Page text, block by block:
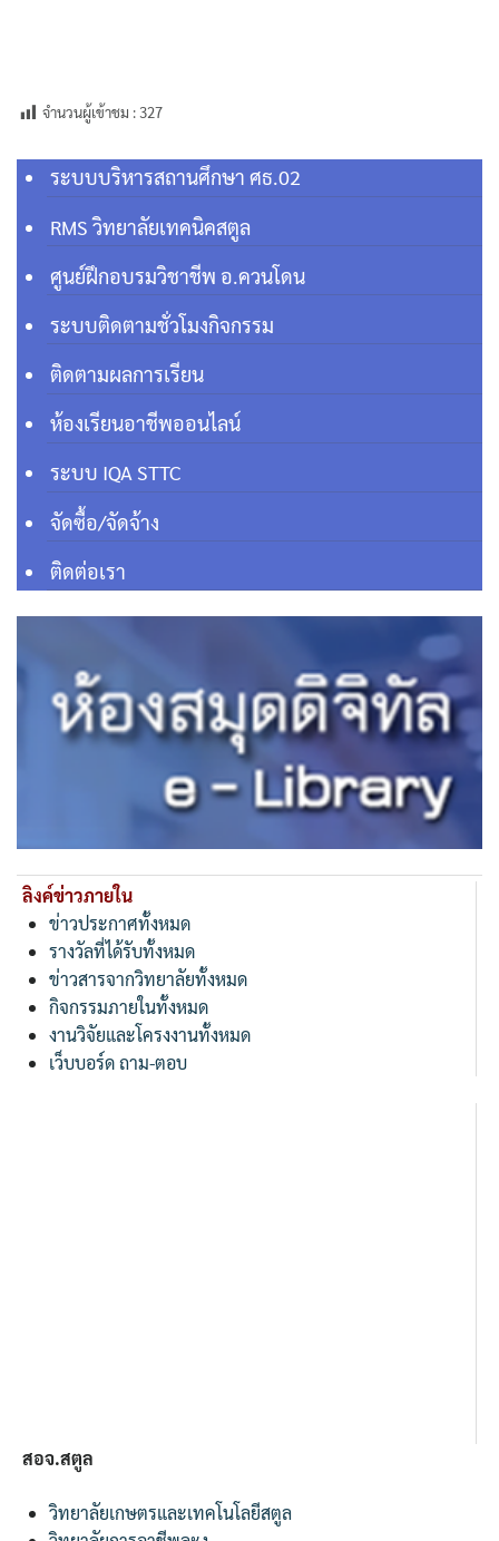
จำนวนผู้เข้าชม :327
ระบบบริหารสถานศึกษา ศธ.02
RMS วิทยาลัยเทคนิคสตูล
ศูนย์ฝึกอบรมวิชาชีพ อ.ควนโดน
ระบบติดตามชั่วโมงกิจกรรม
ติดตามผลการเรียน
ห้องเรียนอาชีพออนไลน์
ระบบ IQA STTC
จัดซื้อ/จัดจ้าง
ติดต่อเรา
ลิงค์ข่าวภายใน
ข่าวประกาศทั้งหมด
รางวัลที่ได้รับทั้งหมด
ข่าวสารจากวิทยาลัยทั้งหมด
กิจกรรมภายในทั้งหมด
งานวิจัยและโครงงานทั้งหมด
เว็บบอร์ด ถาม-ตอบ
สอจ.สตูล
วิทยาลัยเกษตรและเทคโนโลยีสตูล